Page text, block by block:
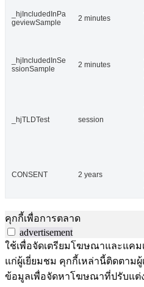
_hjIncludedInPa
geviewSample
2 minutes
_hjIncludedInSe
ssionSample
2 minutes
_hjTLDTest session
CONSENT 2 years
คุกกี้เพื่อการตลาด
advertisement
ใช้เพื่อจัดเตรียมโฆษณาและแคม
แก่ผู้เยี่ยมชม คุกกี้เหล่านี้ติดตาม
ข้อมูลเพื่อจัดหาโฆษณาที่ปรับแต่ง